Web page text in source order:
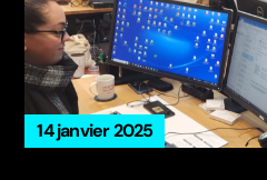
14 janvier 2025